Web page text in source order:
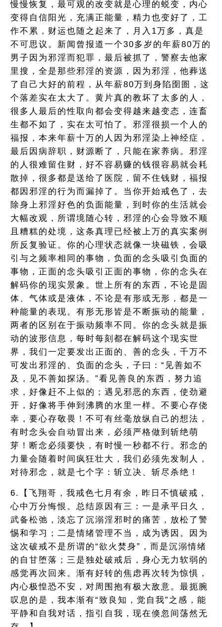
慢慢恢复，最可观的改变就是心理的蜕变，内心
变得自信阳光，充满正能量，精力也变好了，工
作不累，财运也随之起来了，月入1万多，真是
不可思议。新闻曾报道一个30多岁的年薪80万的
男子因为邪淫而犯罪，最后被抓了，警察去他家
里搜，全是那些邪淫的资源，因为邪淫，他葬送
了自己大好的前程，从年薪80万到身陷囹圄，这
个落差实在太大了。黄片真的教坏了太多的人，
很多人最后的性取向都会变得越来越变态，连畜
生都不如了，实在太可怕了。邪淫很损一个人的
福报，本来年薪十万的人因为邪淫染上神经症，
最后因病辞职，财源断了，只能在家养病。邪淫
的人很难留住财，好不容易赚的钱很容易就会耗
散掉，很多都是送给了医院，留不住钱财，福报
都因邪淫的行为而漏掉了。当你开始戒色了，去
除身上邪淫好色的负面能量，到时你的生活就会
大幅改观，所谓境随心转，邪淫的心会导致不顺
且糟糕的处境，这条真理已经被上万的真实案例
所反复验证。你的心理状态就像一块磁铁，会吸
引与之频率相同的事物，负面的念头吸引负面的
事物，正面的念头吸引正面的事物，你的念头在
解码你的现实景象。世上所有的东西，不论是固
体、气体或是液体，不论是有形或无形，都是一
种能量的表现。有形无形皆是不断振动的能量，
两者的区别在于振动频率不同。你的念头就是振
动的波形信息，每时每刻都在解码这个现实世
界，我们一定要发出正面的、善的念头，千万不
可发出邪淫的、负面的念头，子曰：“见善如不
及，见不善如探汤。”看见善良的东西，努力追
求，好像赶不上似的；遇见邪恶的东西，使劲避
开，好像将手伸到沸腾的水里一样。不要心存侥
幸，要心存敬畏！不可有丝毫放纵自己的想法，
有时念头会自动冒出来，必须严格做到斩绝萌
芽！断念必须要快，有时慢一秒都不行。邪念的
力量会随着时间疯狂壮大，我们必须先发制人，
对待邪念，就是七个字：斩立决、斩尽杀绝！
6.【飞翔哥，我戒色七月有余，昨日不慎破戒，
心中万分悔恨。总结原因有三：一是承平日久，
武备松弛，淡忘了沉溺淫邪时的痛苦，放松了警
惕和学习；二是情绪管理不当，成为诱因。因为
这次破戒不是所谓的“欲火焚身”，而是沉溺情绪
的自甘堕落；三是独处破戒后，身心无力软弱的
感觉再次回来。渐有好转的焦虑再次转为惊惧，
内心极惶恐不安，对周围抱有极大敌意。最扼腕
叹息的是，我本渐有“致良知，觉自我”之感，能
平静和自我对话，指引自我，现在倏忽间荡然无